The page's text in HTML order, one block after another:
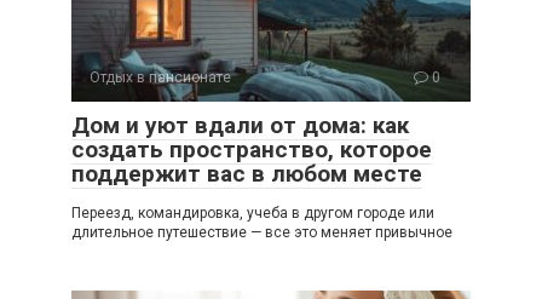
Отдых в пансионате 0
Дом и уют вдали от дома: как
создать пространство, которое
поддержит вас в любом месте
Переезд, командировка, учеба в другом городе или
длительное путешествие — все это меняет привычное